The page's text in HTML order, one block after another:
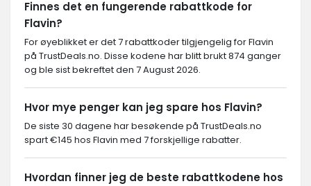
Finnes det en fungerende rabattkode for
Flavin?
For øyeblikket er det 7 rabattkoder tilgjengelig for Flavin
på TrustDeals.no. Disse kodene har blitt brukt 874 ganger
og ble sist bekreftet den 7 August 2026.
Hvor mye penger kan jeg spare hos Flavin?
De siste 30 dagene har besøkende på TrustDeals.no
spart €145 hos Flavin med 7 forskjellige rabatter.
Hvordan finner jeg de beste rabattkodene hos